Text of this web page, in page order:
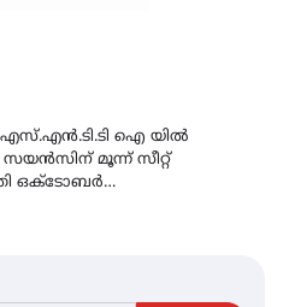
എസ്.എൻ.ടി.ടി ഐ യിൽ
സയൻസിന് മൂന്ന് സീറ്റ്
ഒക്ടോബർ…